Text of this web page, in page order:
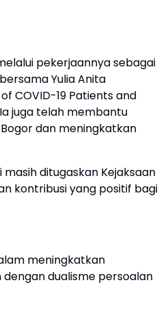
pekerjaannya sebagai
Yulia Anita
COVID-19 Patients and
juga telah membantu
dan meningkatkan
ditugaskan Kejaksaan
kontribusi yang positif bagi
meningkatkan
dualisme persoalan